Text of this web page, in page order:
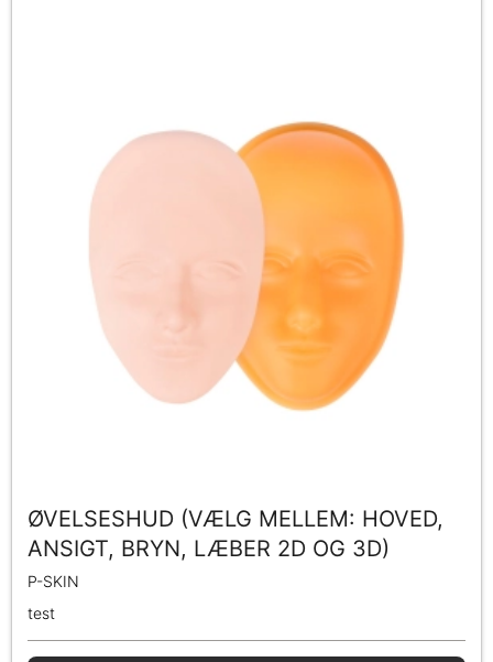
ØVELSESHUD (VÆLG MELLEM: HOVED,
ANSIGT, BRYN, LÆBER 2D OG 3D)
P-SKIN
test